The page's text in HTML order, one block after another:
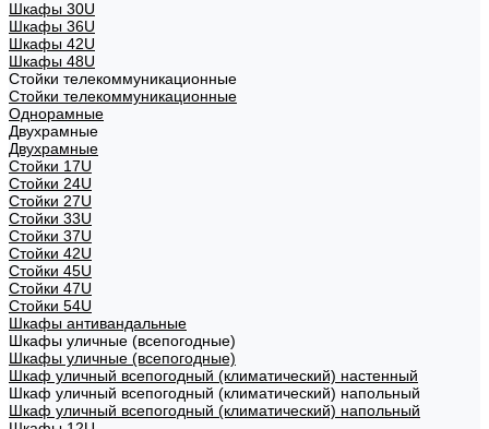
Шкафы 30U
Шкафы 36U
Шкафы 42U
Шкафы 48U
Стойки телекоммуникационные
Стойки телекоммуникационные
Однорамные
Двухрамные
Двухрамные
Стойки 17U
Стойки 24U
Стойки 27U
Стойки 33U
Стойки 37U
Стойки 42U
Стойки 45U
Стойки 47U
Стойки 54U
Шкафы антивандальные
Шкафы уличные (всепогодные)
Шкафы уличные (всепогодные)
Шкаф уличный всепогодный (климатический) настенный
Шкаф уличный всепогодный (климатический) напольный
Шкаф уличный всепогодный (климатический) напольный